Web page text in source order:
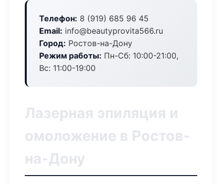
Телефон: 8 (919) 685 96 45
Email: info@beautyprovita566.ru
Город: Ростов-на-Дону
Режим работы: Пн-Сб: 10:00-21:00,
Вс: 11:00-19:00
Лазерная эпиляция и
омоложение в Ростов-
на-Дону